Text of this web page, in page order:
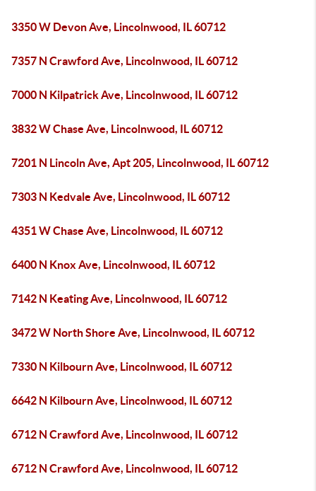
3350 W Devon Ave, Lincolnwood, IL 60712
7357 N Crawford Ave, Lincolnwood, IL 60712
7000 N Kilpatrick Ave, Lincolnwood, IL 60712
3832 W Chase Ave, Lincolnwood, IL 60712
7201 N Lincoln Ave, Apt 205, Lincolnwood, IL 60712
7303 N Kedvale Ave, Lincolnwood, IL 60712
4351 W Chase Ave, Lincolnwood, IL 60712
6400 N Knox Ave, Lincolnwood, IL 60712
7142 N Keating Ave, Lincolnwood, IL 60712
3472 W North Shore Ave, Lincolnwood, IL 60712
7330 N Kilbourn Ave, Lincolnwood, IL 60712
6642 N Kilbourn Ave, Lincolnwood, IL 60712
6712 N Crawford Ave, Lincolnwood, IL 60712
6712 N Crawford Ave, Lincolnwood, IL 60712